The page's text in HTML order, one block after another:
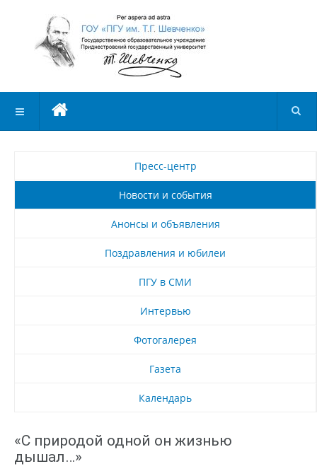
Пресс-центр
Новости и события
Анонсы и объявления
Поздравления и юбилеи
ПГУ в СМИ
Интервью
Фотогалерея
Газета
Календарь
«С природой одной он жизнью
дышал…»